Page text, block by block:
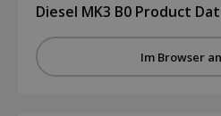
Diesel MK3 B0 Product
Im Browser